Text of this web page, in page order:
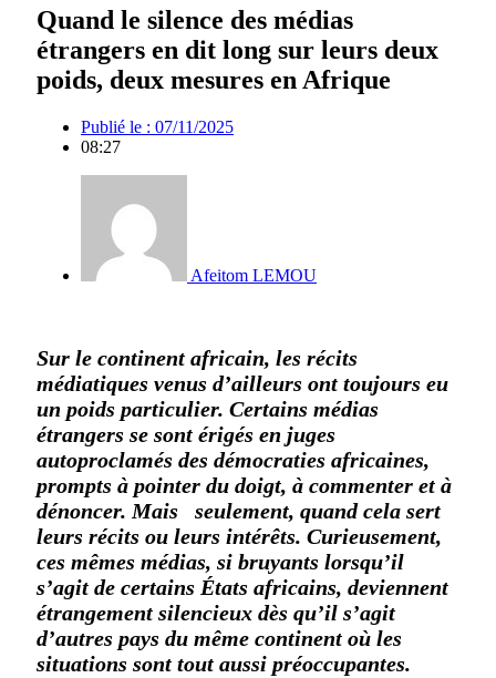
Quand le silence des médias
étrangers en dit long sur leurs deux
poids, deux mesures en Afrique
Publié le : 07/11/2025
08:27
Afeitom LEMOU
Sur le continent africain, les récits
médiatiques venus d’ailleurs ont toujours eu
un poids particulier. Certains médias
étrangers se sont érigés en juges
autoproclamés des démocraties africaines,
prompts à pointer du doigt, à commenter et à
dénoncer. Mais seulement, quand cela sert
leurs récits ou leurs intérêts. Curieusement,
ces mêmes médias, si bruyants lorsqu’il
s’agit de certains États africains, deviennent
étrangement silencieux dès qu’il s’agit
d’autres pays du même continent où les
situations sont tout aussi préoccupantes.